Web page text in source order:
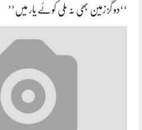
‘‘دو گز زمین بھی نہ ملی کوئے یار میں’’